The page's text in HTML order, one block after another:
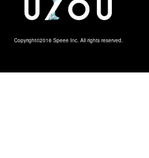
Copyright©2016 Speee Inc. All rights reserved.